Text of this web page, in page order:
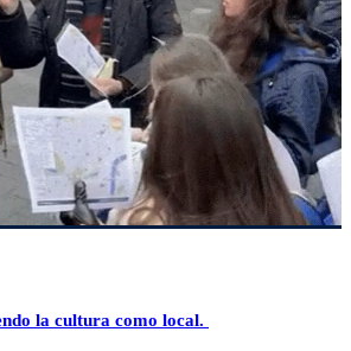
la cultura como local.